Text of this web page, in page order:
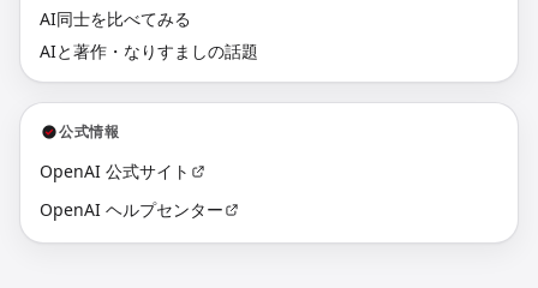
AI同士を比べてみる
AIと著作・なりすましの話題
公式情報
OpenAI 公式サイト
OpenAI ヘルプセンター